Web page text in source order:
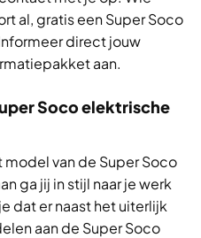
al, gratis een Super Soco
direct jouw
aan.
Soco elektrische
model van de Super Soco
ga jij in stijl naar je werk
dat er naast het uiterlijk
aan de Super Soco